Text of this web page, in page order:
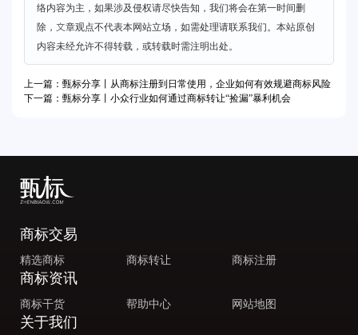
络内容为主，如果涉及侵权请尽快告知，我们将会在第一时间删
除，文章观点不代表本网站立场，如需处理请联系我们。本站原创
内容未经允许不得转载，或转载时需注明出处。
上一篇：甄标分享丨从商标注册到日常使用，企业如何有效规避商标风险
下一篇：甄标分享丨小众行业如何通过商标转让“捡漏”暴利机会
商标交易
精选商标 商标转让 商标注册
商标资讯
商标干货 帮助中心 网站地图
关于我们